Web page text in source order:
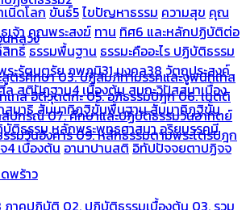
เนิดโลกขันธ์5ไขปัญหาธรรม ความสุข คุณ
จ้าคุณพระสงฆ์ ทาน ทิศ6 และหลักปฏิบัติต่อ
สิทธิ์ธรรมพื้นฐาน ธรรมะคืออะไร ปฏิบัติธรรม
ระรัตนตรัยภพภูมิ31 มงคล38 วัตถุประสงค์
ลสติปัฏฐาน4 เบื้องต้นสมถะวิปัสสนาเบื้อง
สมาธิสัมมาทิฏฐิขั้นพื้นฐานสัมมาทิฏฐิขั้น
ติธรรมหลักพระพุทธศาสนาอริยมรรคมี
4 เบื้องต้นอานาปานสติอิทัปปัจจยตาปฏิจจ
ภาคปฏิบัติ 02. ปฏิบัติธรรมเบื้องต้น 03. รวม
หลวง
สูตรศึกษา03. ปฏิสัมภิทามรรคและจูฬนิทเทส
เทส อิติวุตตกะ05. อภิธรรมปิฎก06. เนตติ
สปกรณ์07. ศึกษาและปฏิบัติธรรมวันอาทิตย์
รมวันอังคาร09. หลักธรรมตามพระไตรปิฎก
พร้าว